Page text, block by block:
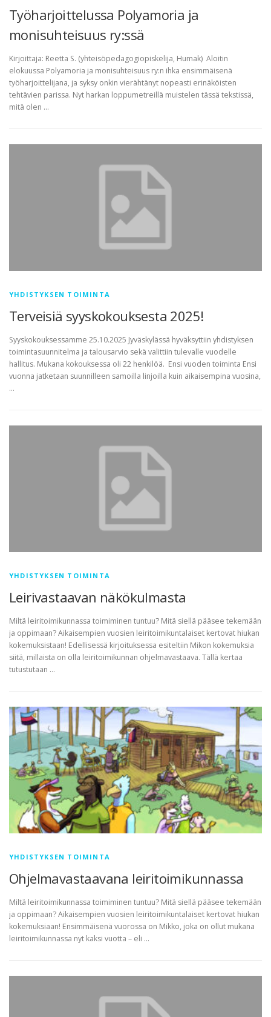
Työharjoittelussa Polyamoria ja
monisuhteisuus ry:ssä
Kirjoittaja: Reetta S. (yhteisöpedagogiopiskelija, Humak) Aloitin
elokuussa Polyamoria ja monisuhteisuus ry:n ihka ensimmäisenä
työharjoittelijana, ja syksy onkin vierähtänyt nopeasti erinäköisten
tehtävien parissa. Nyt harkan loppumetreillä muistelen tässä tekstissä,
mitä olen …
YHDISTYKSEN TOIMINTA
Terveisiä syyskokouksesta 2025!
Syyskokouksessamme 25.10.2025 Jyväskylässä hyväksyttiin yhdistyksen
toimintasuunnitelma ja talousarvio sekä valittiin tulevalle vuodelle
hallitus. Mukana kokouksessa oli 22 henkilöä. Ensi vuoden toiminta Ensi
vuonna jatketaan suunnilleen samoilla linjoilla kuin aikaisempina vuosina,
…
YHDISTYKSEN TOIMINTA
Leirivastaavan näkökulmasta
Miltä leiritoimikunnassa toimiminen tuntuu? Mitä siellä pääsee tekemään
ja oppimaan? Aikaisempien vuosien leiritoimikuntalaiset kertovat hiukan
kokemuksistaan! Edellisessä kirjoituksessa esiteltiin Mikon kokemuksia
siitä, millaista on olla leiritoimikunnan ohjelmavastaava. Tällä kertaa
tutustutaan …
YHDISTYKSEN TOIMINTA
Ohjelmavastaavana leiritoimikunnassa
Miltä leiritoimikunnassa toimiminen tuntuu? Mitä siellä pääsee tekemään
ja oppimaan? Aikaisempien vuosien leiritoimikuntalaiset kertovat hiukan
kokemuksiaan! Ensimmäisenä vuorossa on Mikko, joka on ollut mukana
leiritoimikunnassa nyt kaksi vuotta – eli …